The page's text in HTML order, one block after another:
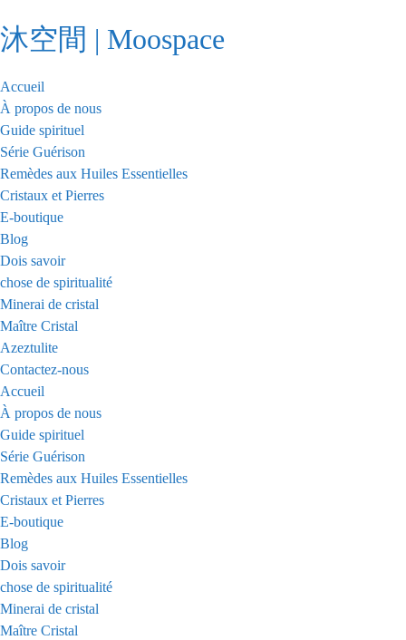
au
contenu
沐空間 | Moospace
Accueil
À propos de nous
Guide spirituel
Série Guérison
Remèdes aux Huiles Essentielles
Cristaux et Pierres
E-boutique
Blog
Dois savoir
chose de spiritualité
Minerai de cristal
Maître Cristal
Azeztulite
Contactez-nous
Accueil
À propos de nous
Guide spirituel
Série Guérison
Remèdes aux Huiles Essentielles
Cristaux et Pierres
E-boutique
Blog
Dois savoir
chose de spiritualité
Minerai de cristal
Maître Cristal